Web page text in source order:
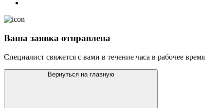
Ваша заявка отправлена
Специалист свяжется с вами в течение часа в рабочее время
Вернуться на главную